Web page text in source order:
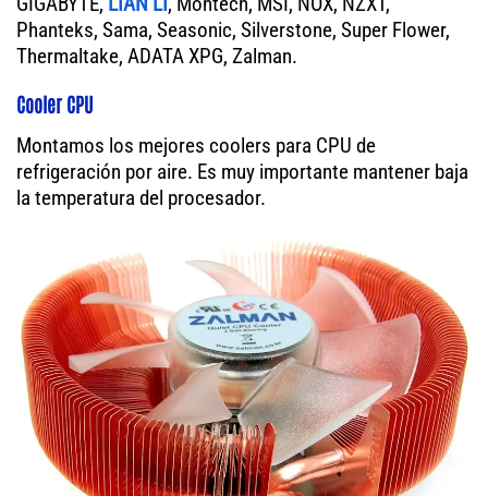
Phanteks, Sama, Seasonic, Silverstone, Super Flower,
Thermaltake, ADATA XPG, Zalman.
Cooler CPU
Montamos los mejores coolers para CPU de
refrigeración por aire. Es muy importante mantener baja
la temperatura del procesador.